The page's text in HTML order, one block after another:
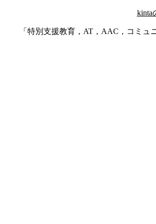
kinta
「特別支援教育，AT，AAC，コミ